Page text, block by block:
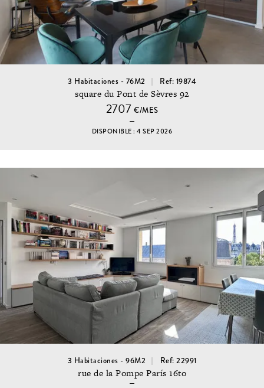
3 Habitaciones - 76M2 Ref: 19874
square du Pont de Sèvres 92
2707 €/MES
DISPONIBLE : 4 SEP 2026
3 Habitaciones - 96M2 Ref: 22991
rue de la Pompe París 16to